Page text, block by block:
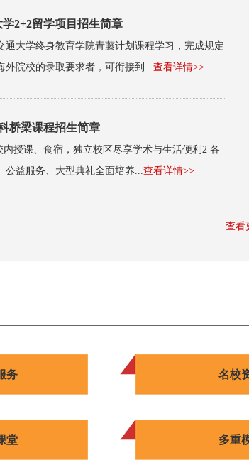
学2+2留学项目招生简章
通大学终身教育学院青藤计划课程学习，完成规定
外院校的录取要求者，可衔接到...查看详情>>
桥梁课程招生简章
内授课、食宿，独立校区尽享学术与生活便利2 各
公益服务、大型典礼全面培养...查看详情>>
查看
务 名校
堂 多重